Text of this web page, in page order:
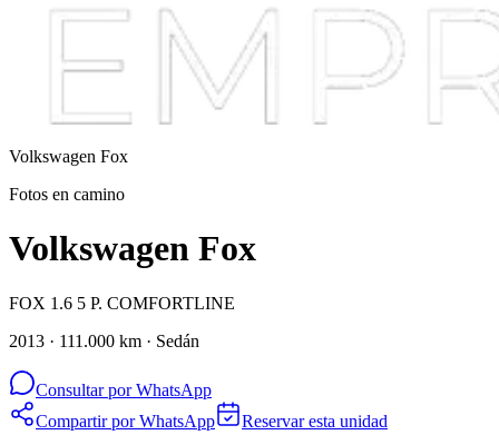
Volkswagen Fox
Fotos en camino
Volkswagen Fox
FOX 1.6 5 P. COMFORTLINE
2013 · 111.000 km · Sedán
Consultar por WhatsApp
Compartir por WhatsApp
Reservar esta unidad